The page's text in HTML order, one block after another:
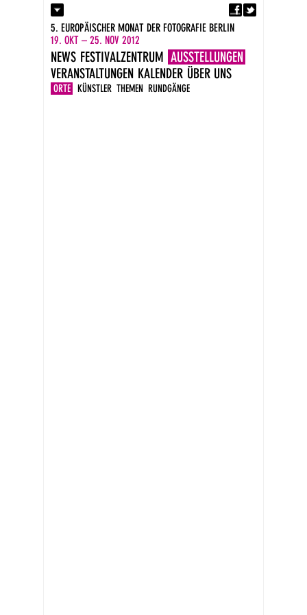
Kontakt
Presse
Impressum
DE
EN
5. EUROPÄISCHER MONAT DER FOTOGRAFIE BERLIN
19. OKT – 25. NOV 2012
NEWS FESTIVALZENTRUM AUSSTELLUNGEN
ORTE KÜNSTLER THEMEN RUNDGÄNGE
VERANSTALTUNGEN KALENDER ÜBER UNS